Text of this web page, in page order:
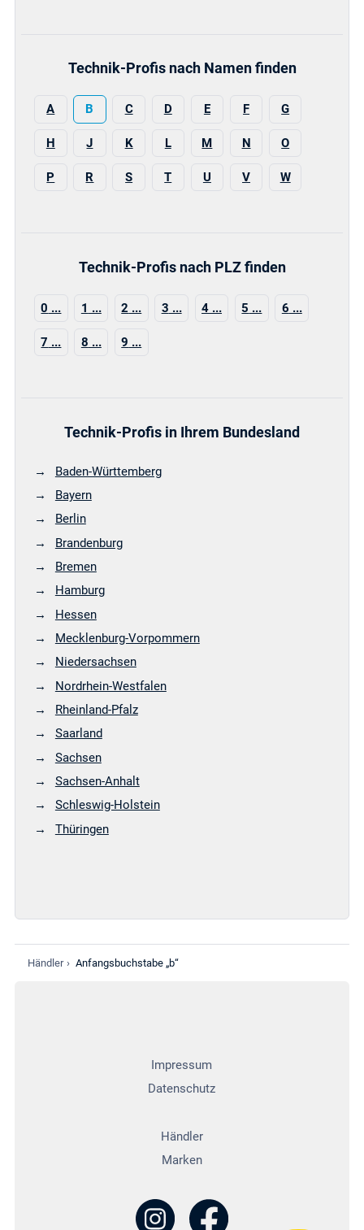
Technik-Profis nach Namen finden
A B C D E F G
H J K L M N O
P R S T U V W
Technik-Profis nach PLZ finden
0 1 2 3 4 5 6
7 8 9
Technik-Profis in Ihrem Bundesland
Baden-Württemberg
Bayern
Berlin
Brandenburg
Bremen
Hamburg
Hessen
Mecklenburg-Vorpommern
Niedersachsen
Nordrhein-Westfalen
Rheinland-Pfalz
Saarland
Sachsen
Sachsen-Anhalt
Schleswig-Holstein
Thüringen
Händler › Anfangsbuchstabe „b“
Impressum
Datenschutz
Händler
Marken